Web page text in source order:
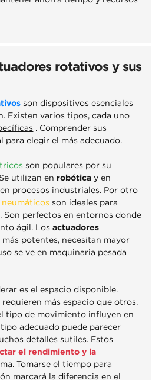
rotativos y sus
son dispositivos esenciales
Existen varios tipos, cada uno
. Comprender sus
para elegir el más adecuado.
son populares por su
utilizan en robótica y en
procesos industriales. Por otro
son ideales para
Son perfectos en entornos donde
ágil. Losactuadores
más potentes, necesitan mayor
se ve en maquinaria pesada
es el espacio disponible.
más espacio que otros.
tipo de movimiento influyen en
adecuado puede parecer
detalles sutiles. Estos
el rendimiento y la
Tomarse el tiempo para
marcará la diferencia en el